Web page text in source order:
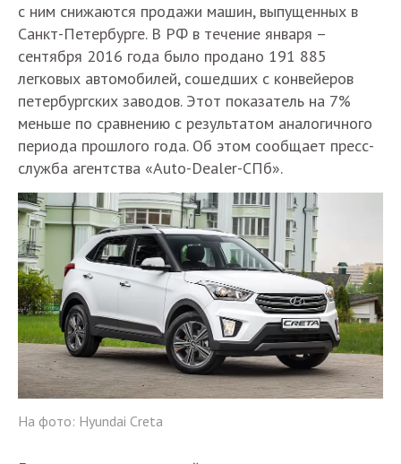
с ним снижаются продажи машин, выпущенных в
Санкт-Петербурге. В РФ в течение января –
сентября 2016 года было продано 191 885
легковых автомобилей, сошедших с конвейеров
петербургских заводов. Этот показатель на 7%
меньше по сравнению с результатом аналогичного
периода прошлого года. Об этом сообщает пресс-
служба агентства «Auto-Dealer-СПб».
На фото: Hyundai Creta